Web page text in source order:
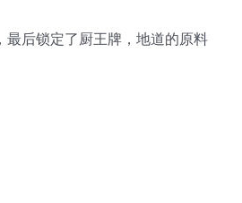
最后锁定了厨王牌，地道的原料